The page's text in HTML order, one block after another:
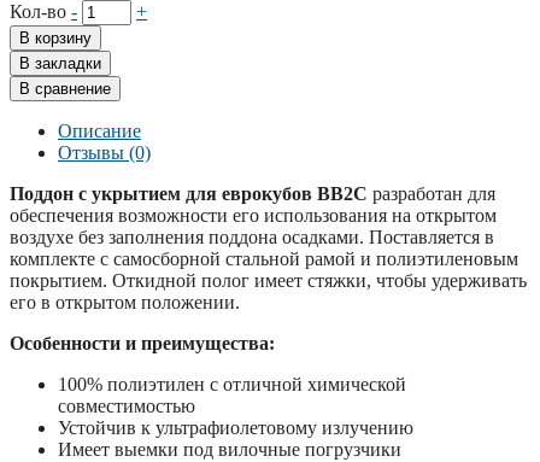
Кол-во - +
В корзину
В закладки
В сравнение
Описание
Отзывы (0)
Поддон с укрытием для еврокубов BB2C разработан для
обеспечения возможности его использования на открытом
воздухе без заполнения поддона осадками. Поставляется в
комплекте с самосборной стальной рамой и полиэтиленовым
покрытием. Откидной полог имеет стяжки, чтобы удерживать
его в открытом положении.
Особенности и преимущества:
100% полиэтилен с отличной химической
совместимостью
Устойчив к ультрафиолетовому излучению
Имеет выемки под вилочные погрузчики